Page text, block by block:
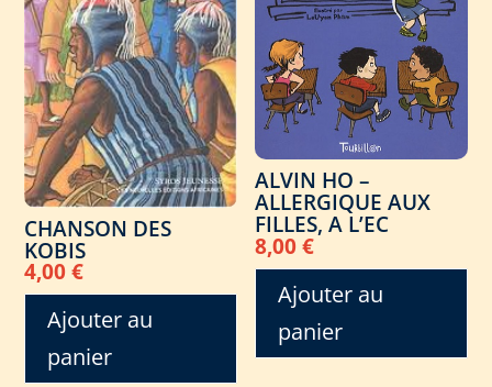
CHANSON DES
KOBIS
4,00€
Ajouter au
panier
ALVIN HO –
ALLERGIQUE AUX
FILLES, A L’EC
8,00€
Ajouter au
panier